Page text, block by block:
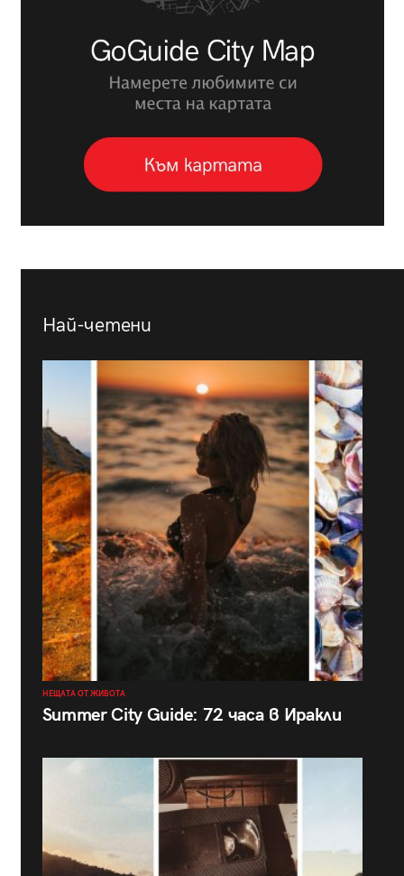
Най-четени
НЕЩАТА ОТ ЖИВОТА
Summer City Guide: 72 часа в Иракли